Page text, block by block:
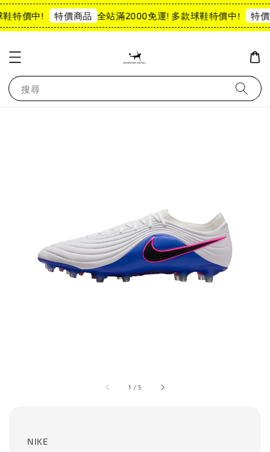
特價中! 特價商品 全站滿2000免運! 多款球鞋特價中! 特價
搜尋
1 /5
NIKE